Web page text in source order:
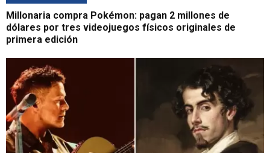
Millonaria compra Pokémon: pagan 2 millones de
dólares por tres videojuegos físicos originales de
primera edición